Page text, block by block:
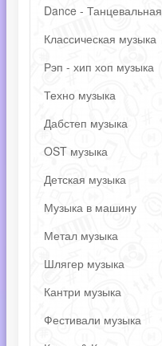
Dance - Танцевальная
Классическая музыка
Рэп - хип хоп музыка
Техно музыка
Дабстеп музыка
OST музыка
Детская музыка
Музыка в машину
Метал музыка
Шлягер музыка
Кантри музыка
Фестивали музыка